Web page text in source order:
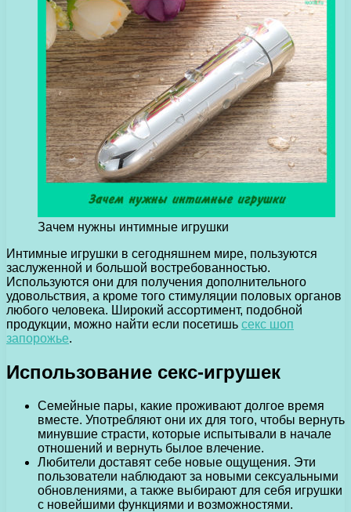
Зачем нужны интимные игрушки
Интимные игрушки в сегодняшнем мире, пользуются
заслуженной и большой востребованностью.
Используются они для получения дополнительного
удовольствия, а кроме того стимуляции половых органов
любого человека. Широкий ассортимент, подобной
продукции, можно найти если посетишь секс шоп
запорожье.
Использование секс-игрушек
Семейные пары, какие проживают долгое время
вместе. Употребляют они их для того, чтобы вернуть
минувшие страсти, которые испытывали в начале
отношений и вернуть былое влечение.
Любители доставят себе новые ощущения. Эти
пользователи наблюдают за новыми сексуальными
обновлениями, а также выбирают для себя игрушки
с новейшими функциями и возможностями.